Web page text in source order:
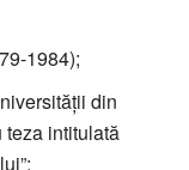
1984);
din
teza intitulată